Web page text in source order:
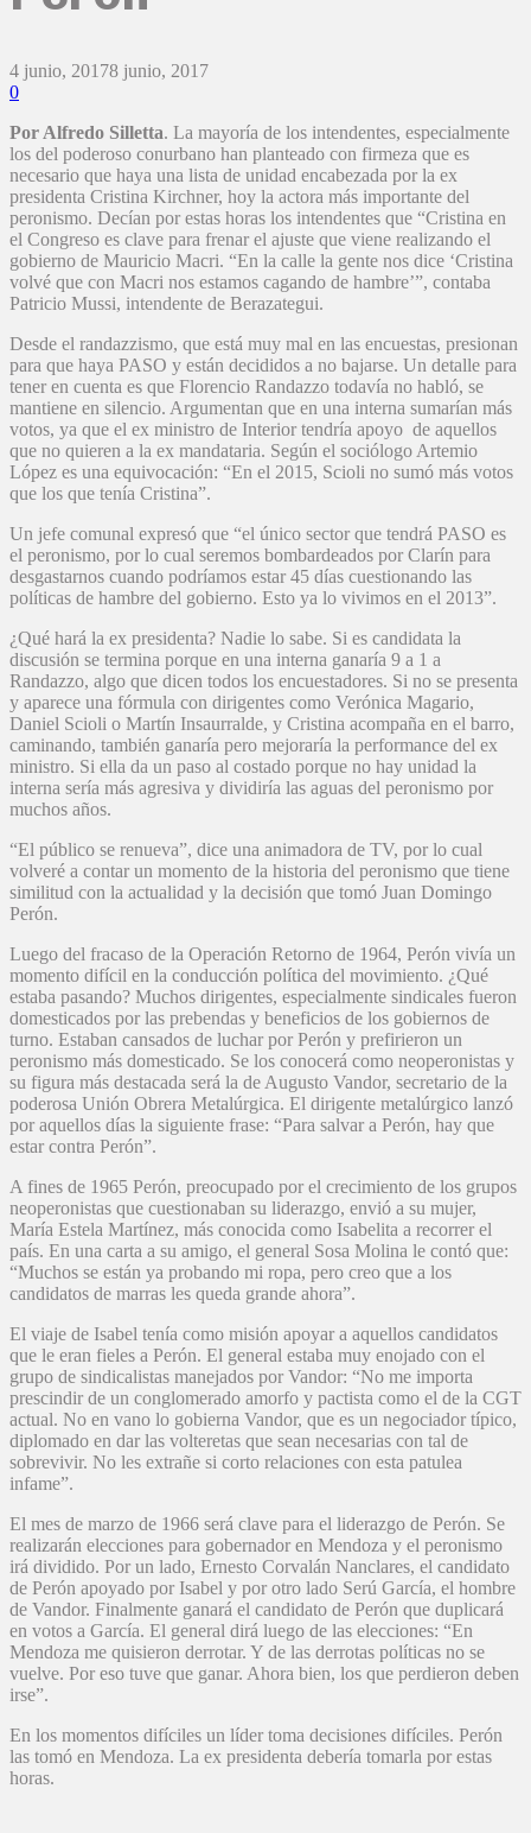
4 junio, 20178 junio, 2017
0
Por Alfredo Silletta. La mayoría de los intendentes, especialmente
los del poderoso conurbano han planteado con firmeza que es
necesario que haya una lista de unidad encabezada por la ex
presidenta Cristina Kirchner, hoy la actora más importante del
peronismo. Decían por estas horas los intendentes que “Cristina en
el Congreso es clave para frenar el ajuste que viene realizando el
gobierno de Mauricio Macri. “En la calle la gente nos dice ‘Cristina
volvé que con Macri nos estamos cagando de hambre’”, contaba
Patricio Mussi, intendente de Berazategui.
Desde el randazzismo, que está muy mal en las encuestas, presionan
para que haya PASO y están decididos a no bajarse. Un detalle para
tener en cuenta es que Florencio Randazzo todavía no habló, se
mantiene en silencio. Argumentan que en una interna sumarían más
votos, ya que el ex ministro de Interior tendría apoyo de aquellos
que no quieren a la ex mandataria. Según el sociólogo Artemio
López es una equivocación: “En el 2015, Scioli no sumó más votos
que los que tenía Cristina”.
Un jefe comunal expresó que “el único sector que tendrá PASO es
el peronismo, por lo cual seremos bombardeados por Clarín para
desgastarnos cuando podríamos estar 45 días cuestionando las
políticas de hambre del gobierno. Esto ya lo vivimos en el 2013”.
¿Qué hará la ex presidenta? Nadie lo sabe. Si es candidata la
discusión se termina porque en una interna ganaría 9 a 1 a
Randazzo, algo que dicen todos los encuestadores. Si no se presenta
y aparece una fórmula con dirigentes como Verónica Magario,
Daniel Scioli o Martín Insaurralde, y Cristina acompaña en el barro,
caminando, también ganaría pero mejoraría la performance del ex
ministro. Si ella da un paso al costado porque no hay unidad la
interna sería más agresiva y dividiría las aguas del peronismo por
muchos años.
“El público se renueva”, dice una animadora de TV, por lo cual
volveré a contar un momento de la historia del peronismo que tiene
similitud con la actualidad y la decisión que tomó Juan Domingo
Perón.
Luego del fracaso de la Operación Retorno de 1964, Perón vivía un
momento difícil en la conducción política del movimiento. ¿Qué
estaba pasando? Muchos dirigentes, especialmente sindicales fueron
domesticados por las prebendas y beneficios de los gobiernos de
turno. Estaban cansados de luchar por Perón y prefirieron un
peronismo más domesticado. Se los conocerá como neoperonistas y
su figura más destacada será la de Augusto Vandor, secretario de la
poderosa Unión Obrera Metalúrgica. El dirigente metalúrgico lanzó
por aquellos días la siguiente frase: “Para salvar a Perón, hay que
estar contra Perón”.
A fines de 1965 Perón, preocupado por el crecimiento de los grupos
neoperonistas que cuestionaban su liderazgo, envió a su mujer,
María Estela Martínez, más conocida como Isabelita a recorrer el
país. En una carta a su amigo, el general Sosa Molina le contó que:
“Muchos se están ya probando mi ropa, pero creo que a los
candidatos de marras les queda grande ahora”.
El viaje de Isabel tenía como misión apoyar a aquellos candidatos
que le eran fieles a Perón. El general estaba muy enojado con el
grupo de sindicalistas manejados por Vandor: “No me importa
prescindir de un conglomerado amorfo y pactista como el de la CGT
actual. No en vano lo gobierna Vandor, que es un negociador típico,
diplomado en dar las volteretas que sean necesarias con tal de
sobrevivir. No les extrañe si corto relaciones con esta patulea
infame”.
El mes de marzo de 1966 será clave para el liderazgo de Perón. Se
realizarán elecciones para gobernador en Mendoza y el peronismo
irá dividido. Por un lado, Ernesto Corvalán Nanclares, el candidato
de Perón apoyado por Isabel y por otro lado Serú García, el hombre
de Vandor. Finalmente ganará el candidato de Perón que duplicará
en votos a García. El general dirá luego de las elecciones: “En
Mendoza me quisieron derrotar. Y de las derrotas políticas no se
vuelve. Por eso tuve que ganar. Ahora bien, los que perdieron deben
irse”.
En los momentos difíciles un líder toma decisiones difíciles. Perón
las tomó en Mendoza. La ex presidenta debería tomarla por estas
horas.